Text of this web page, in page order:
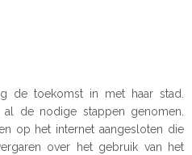
de toekomst in met haar stad.
de nodige stappen genomen.
op het internet aangesloten die
over het gebruik van het